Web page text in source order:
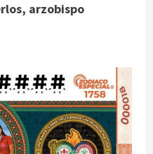
arzobispo